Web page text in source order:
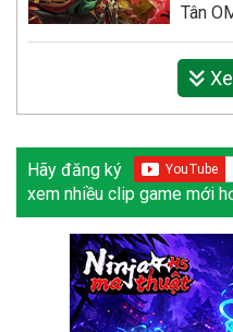
Tân
Hãy đăng ký
xem nhiều clip game mới